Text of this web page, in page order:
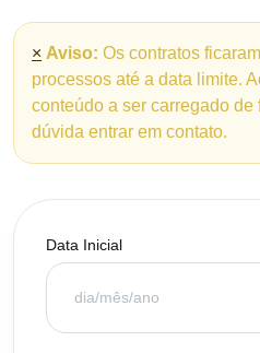
× Aviso: Os contratos
processos até a data limite.
conteúdo a ser carregado
dúvida entrar em contato.
Data Inicial